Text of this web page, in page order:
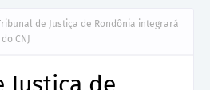
de Justiça de Rondônia integrará
CNJ